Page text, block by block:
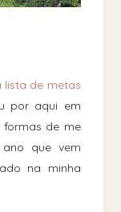
lista de metas
por aqui em
formas de me
que vem
na minha